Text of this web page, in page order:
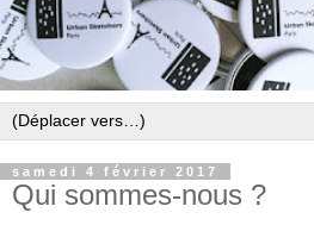
samedi 4 février 2017
Qui sommes-nous ?